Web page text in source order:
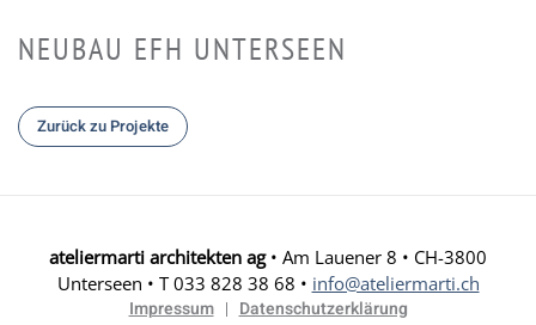
NEUBAU EFH UNTERSEEN
Zurück zu Projekte
ateliermarti architekten ag• Am Lauener 8 • CH-3800
Unterseen • T 033 828 38 68 • info@ateliermarti.ch
Impressum Datenschutzerklärung